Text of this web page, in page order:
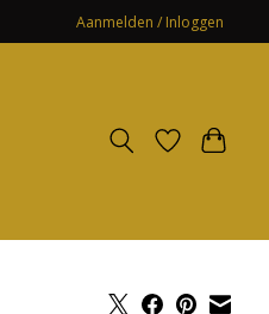
Aanmelden / Inloggen